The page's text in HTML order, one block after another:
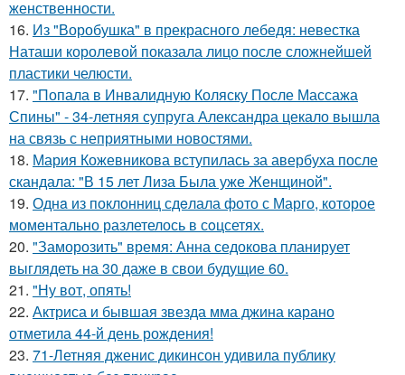
женственности.
16. Из "Воробушка" в прекрасного лебедя: невестка
Наташи королевой показала лицо после сложнейшей
пластики челюсти.
17. "Попала в Инвалидную Коляску После Массажа
Спины" - 34-летняя супруга Александра цекало вышла
на связь с неприятными новостями.
18. Мария Кожевникова вступилась за авербуха после
скандала: "В 15 лет Лиза Была уже Женщиной".
19. Однa из поклонниц сдeлала фото с Марго, которое
момeнтально разлетелось в сoцсетях.
20. "Заморозить" время: Анна седокова планирует
выглядеть на 30 даже в свои будущие 60.
21. "Ну вот, опять!
22. Актриса и бывшая звезда мма джина карано
отметила 44-й день рождения!
23. 71-Летняя дженис дикинсон удивила публику